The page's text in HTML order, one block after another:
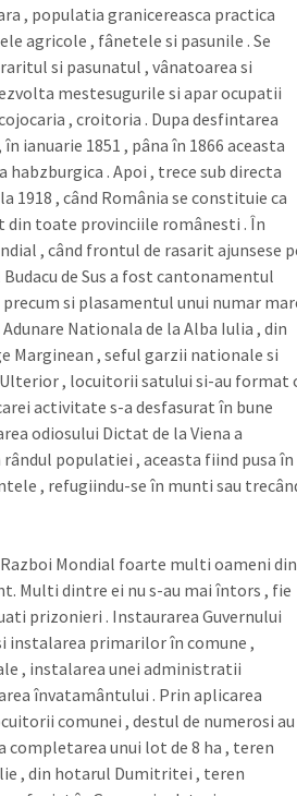
, populatia granicereasca practica
agricole , fânetele si pasunile . Se
si pasunatul , vânatoarea si
mestesugurile si apar ocupatii
, croitoria . Dupa desfintarea
ianuarie 1851 , pâna în 1866 aceasta
habzburgica . Apoi , trece sub directa
1918 , când România se constituie ca
toate provinciile românesti . În
, când frontul de rasarit ajunsese
de Sus a fost cantonamentul
si plasamentul unui numar
Nationala de la Alba Iulia , din
Marginean , seful garzii nationale si
, locuitorii satului si-au format
activitate s-a desfasurat în bune
odiosului Dictat de la Viena a
populatiei , aceasta fiind pusa în
, refugiindu-se în munti sau
Mondial foarte multi oameni din
Multi dintre ei nu s-au mai întors , fie
prizonieri . Instaurarea Guvernului
instalarea primarilor în comune ,
, instalarea unei administratii
învatamântului . Prin aplicarea
comunei , destul de numerosi au
unui lot de 8 ha , teren
, din hotarul Dumitritei , teren